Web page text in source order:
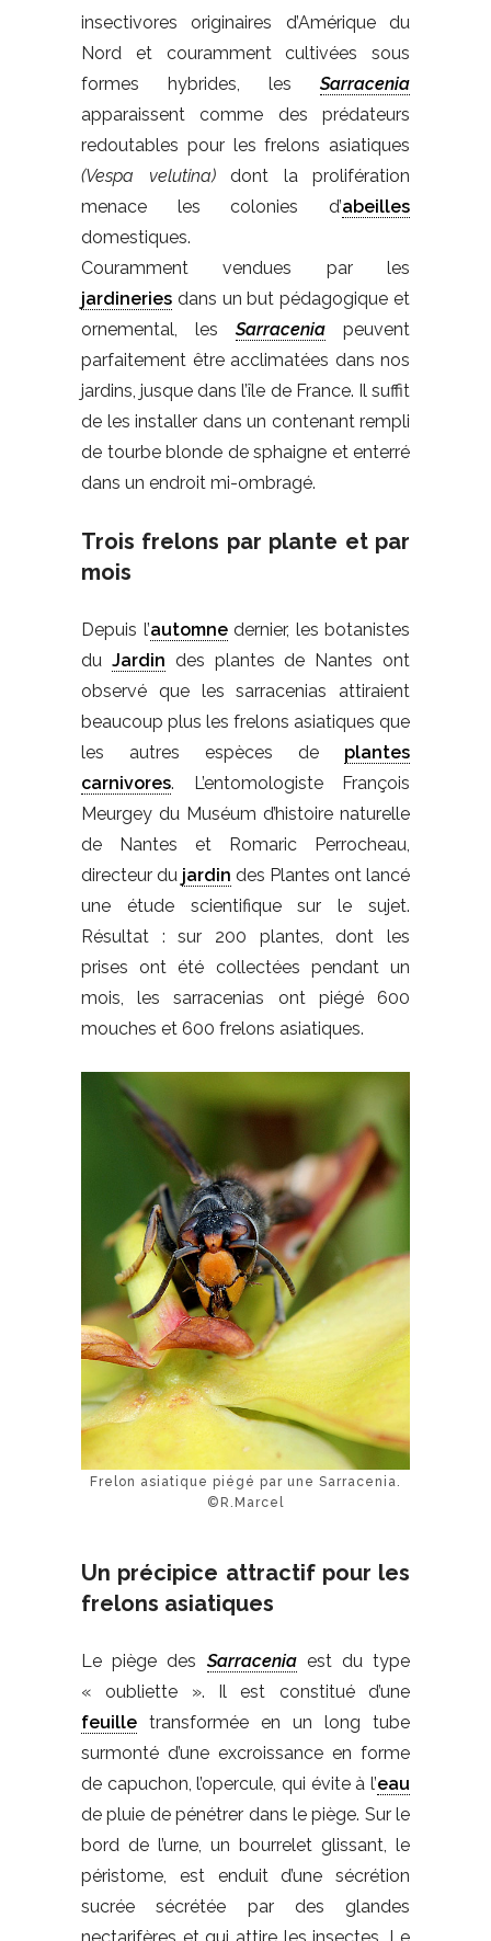
insectivores originaires d’Amérique du
Nord et couramment cultivées sous
formes hybrides, les Sarracenia
apparaissent comme des prédateurs
redoutables pour les frelons asiatiques
(Vespa velutina) dont la prolifération
menace les colonies d’abeilles
domestiques.
Couramment vendues par les
jardineries dans un but pédagogique et
ornemental, les Sarracenia peuvent
parfaitement être acclimatées dans nos
jardins, jusque dans l’île de France. Il suffit
de les installer dans un contenant rempli
de tourbe blonde de sphaigne et enterré
dans un endroit mi-ombragé.
Trois frelons par plante et par
mois
Depuis l’automnedernier, les botanistes
du Jardin des plantes de Nantes ont
observé que les sarracenias attiraient
beaucoup plus les frelons asiatiques que
les autres espèces de plantes
carnivores. L’entomologiste François
Meurgey du Muséum d’histoire naturelle
de Nantes et Romaric Perrocheau,
directeur du jardin des Plantes ont lancé
une étude scientifique sur le sujet.
Résultat : sur 200 plantes, dont les
prises ont été collectées pendant un
mois, les sarracenias ont piégé 600
mouches et 600 frelons asiatiques.
Frelon asiatique piégé par une Sarracenia.
©R.Marcel
Un précipice attractif pour les
frelons asiatiques
Le piège des Sarraceniaest du type
« oubliette ». Il est constitué d’une
feuille transformée en un long tube
surmonté d’une excroissance en forme
de capuchon, l’opercule, qui évite à l’eau
de pluie de pénétrer dans le piège. Sur le
bord de l’urne, un bourrelet glissant, le
péristome, est enduit d’une sécrétion
sucrée sécrétée par des glandes